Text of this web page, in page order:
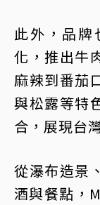
此外，品牌
化，推出牛
麻辣到番茄
與松露等特
合，展現台
從瀑布造景
酒與餐點，